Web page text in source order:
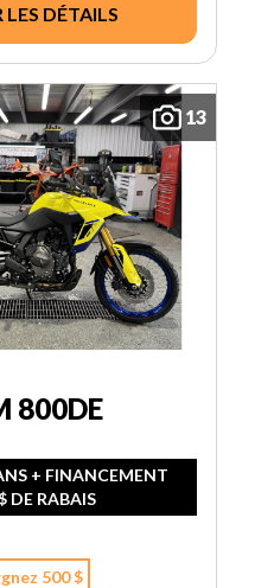
LES DÉTAILS
13
800DE
+ FINANCEMENT
DE RABAIS
500 $